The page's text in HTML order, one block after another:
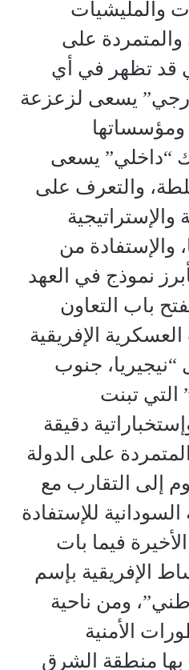
والمليشيات
والمتمردة على
قد تظهر في أي
يسعى لزعزعة
ومؤسساتها
“داخلي” يسعى
والتعرف على
والإستراتيجية
والإستفادة من
نموذج في العهد
باب التعاون
الإفريقية
“نيجيريا، جنوب
التي تبنت
دقيقة
على الدولة
إلى التقارب مع
للإستفادة
فيما بات
الإفريقية بإسم
ومن ناحية
الأمنية
بها منطقة الشرق